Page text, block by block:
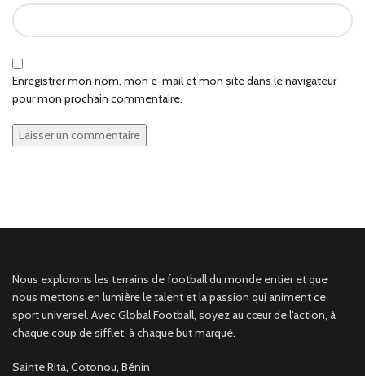
Enregistrer mon nom, mon e-mail et mon site dans le navigateur
pour mon prochain commentaire.
Nous explorons les terrains de football du monde entier et que
nous mettons en lumière le talent et la passion qui animent ce
sport universel. Avec Global Football, soyez au cœur de l'action, à
chaque coup de sifflet, à chaque but marqué.
Sainte Rita, Cotonou, Bénin